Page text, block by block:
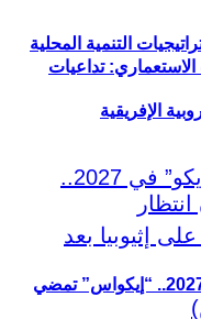
التنمية المحلية
الاستعماري: تداعيات
الإفريقية
إطلاق العملة الموحدة “إيكو” في 2027.. “إيكواس” تمضي